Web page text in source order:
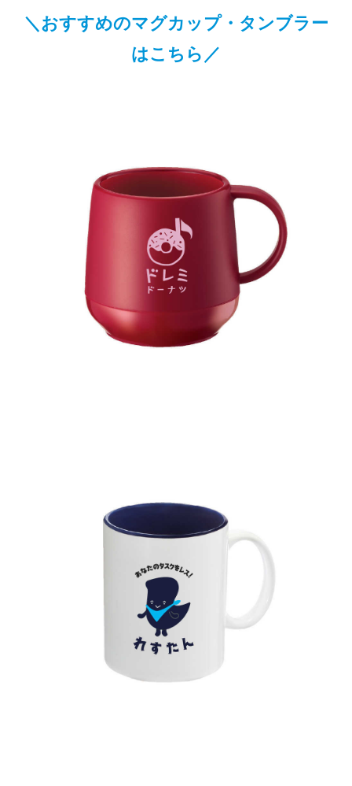
＼おすすめのマグカップ・タンブラー
はこちら／